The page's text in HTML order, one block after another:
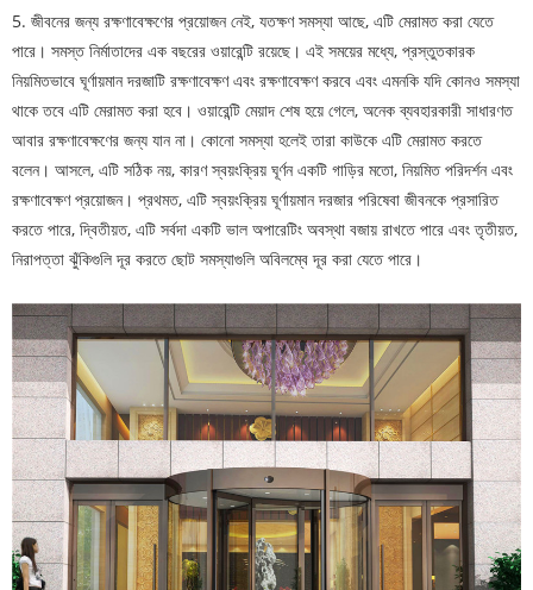
5. জীবনের জন্য রক্ষণাবেক্ষণের প্রয়োজন নেই, যতক্ষণ সমস্যা আছে, এটি মেরামত করা যেতে
পারে। সমস্ত নির্মাতাদের এক বছরের ওয়ারেন্টি রয়েছে। এই সময়ের মধ্যে, প্রস্তুতকারক
নিয়মিতভাবে ঘূর্ণায়মান দরজাটি রক্ষণাবেক্ষণ এবং রক্ষণাবেক্ষণ করবে এবং এমনকি যদি কোনও সমস্যা
থাকে তবে এটি মেরামত করা হবে। ওয়ারেন্টি মেয়াদ শেষ হয়ে গেলে, অনেক ব্যবহারকারী সাধারণত
আবার রক্ষণাবেক্ষণের জন্য যান না। কোনো সমস্যা হলেই তারা কাউকে এটি মেরামত করতে
বলেন। আসলে, এটি সঠিক নয়, কারণ স্বয়ংক্রিয় ঘূর্ণন একটি গাড়ির মতো, নিয়মিত পরিদর্শন এবং
রক্ষণাবেক্ষণ প্রয়োজন। প্রথমত, এটি স্বয়ংক্রিয় ঘূর্ণায়মান দরজার পরিষেবা জীবনকে প্রসারিত
করতে পারে, দ্বিতীয়ত, এটি সর্বদা একটি ভাল অপারেটিং অবস্থা বজায় রাখতে পারে এবং তৃতীয়ত,
নিরাপত্তা ঝুঁকিগুলি দূর করতে ছোট সমস্যাগুলি অবিলম্বে দূর করা যেতে পারে।